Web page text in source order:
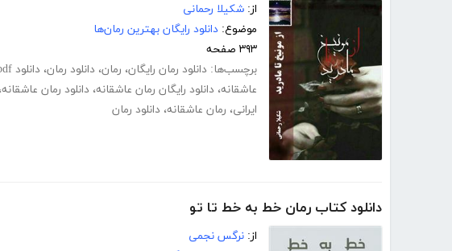
از: شکیلا رحمانی
موضوع: دانلود رایگان بهترین رمان‌ها
۳۹۳ صفحه
برچسب‌ها: دانلود رمان رایگان، رمان، دانلود رمان، دانلود pdf رمان
عاشقانه، دانلود رایگان رمان عاشقانه، دانلود رمان عاشقانه،
ایرانی، رمان عاشقانه، دانلود رمان
دانلود کتاب رمان خط به خط تا تو
از: نرگس نجمی